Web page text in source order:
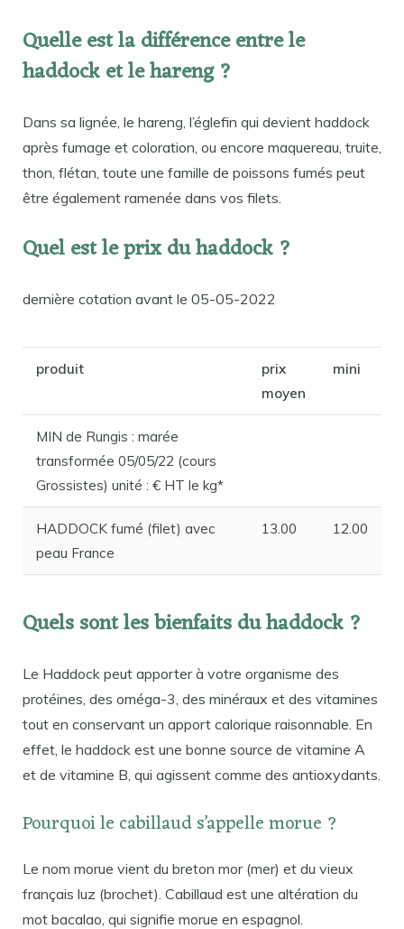
Quelle est la différence entre le
haddock et le hareng ?
Dans sa lignée, le hareng, l’églefin qui devient haddock
après fumage et coloration, ou encore maquereau, truite,
thon, flétan, toute une famille de poissons fumés peut
être également ramenée dans vos filets.
Quel est le prix du haddock ?
dernière cotation avant le 05-05-2022
produit
prix
moyen
mini
MIN de Rungis : marée
transformée 05/05/22 (cours
Grossistes) unité : € HT le kg*
HADDOCK fumé (filet) avec
peau France
13.00 12.00
Quels sont les bienfaits du haddock ?
Le Haddock peut apporter à votre organisme des
protéines, des oméga-3, des minéraux et des vitamines
tout en conservant un apport calorique raisonnable. En
effet, le haddock est une bonne source de vitamine A
et de vitamine B, qui agissent comme des antioxydants.
Pourquoi le cabillaud s’appelle morue ?
Le nom morue vient du breton mor (mer) et du vieux
français luz (brochet). Cabillaud est une altération du
mot bacalao, qui signifie morue en espagnol.